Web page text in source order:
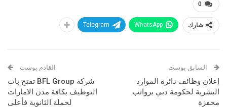
0
شارك WhatsApp
Telegram
السابق بوست
إعلان وظائف دائرة الموارد
البشرية لحكومة دبي برواتب
محفزة
القادم بوست
شركة BFL Group تفتح باب
التوظيف بكافة مدن الامارات
لحملة الثانوية فأعلى